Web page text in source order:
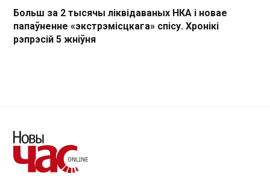
Больш за 2 тысячы ліквідаваных НКА і новае
папаўненне «экстрэмісцкага» спісу. Хронікі
рэпрэсій 5 жніўня